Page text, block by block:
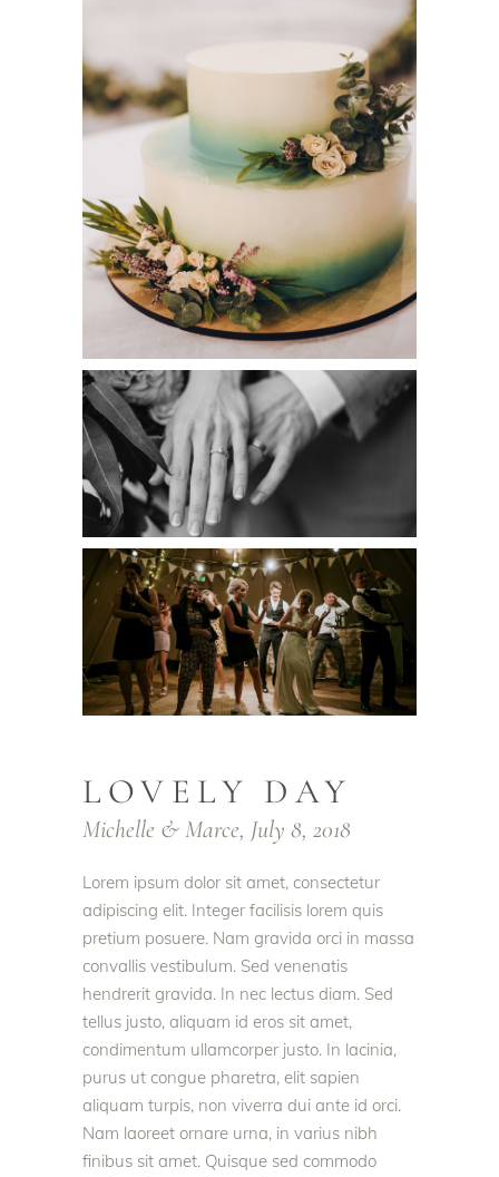
LOVELY DAY
Michelle & Marce, July 8, 2018
Lorem ipsum dolor sit amet, consectetur
adipiscing elit. Integer facilisis lorem quis
pretium posuere. Nam gravida orci in massa
convallis vestibulum. Sed venenatis
hendrerit gravida. In nec lectus diam. Sed
tellus justo, aliquam id eros sit amet,
condimentum ullamcorper justo. In lacinia,
purus ut congue pharetra, elit sapien
aliquam turpis, non viverra dui ante id orci.
Nam laoreet ornare urna, in varius nibh
finibus sit amet. Quisque sed commodo